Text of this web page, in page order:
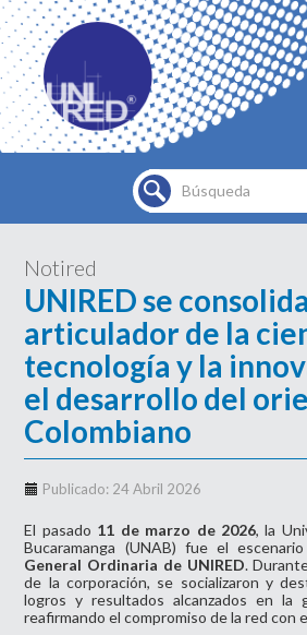
Buscar...
Notired
UNIRED se
articulador de la
tecnología y la
el desarrollo del
Colombiano
Publicado: 24 Abril 2026
El pasado 11 de marzo de 2026, la
Bucaramanga (UNAB) fue el
General Ordinaria de UNIRED.
de la corporación, se socializaron y
logros y resultados alcanzados en la
reafirmando el compromiso de la red con